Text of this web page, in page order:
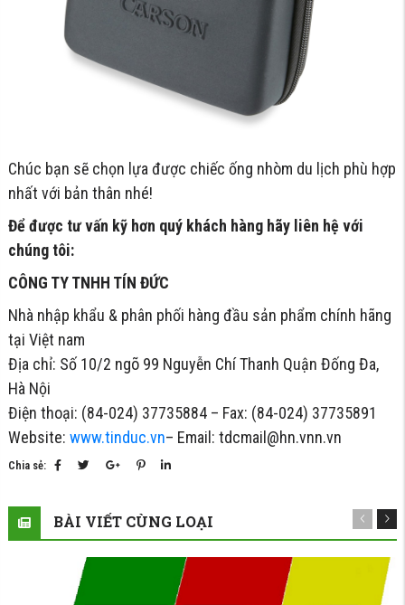
Chúc bạn sẽ chọn lựa được chiếc ống nhòm du lịch phù hợp
nhất với bản thân nhé!
Để được tư vấn kỹ hơn quý khách hàng hãy liên hệ với
chúng tôi:
CÔNG TY TNHH TÍN ĐỨC
Nhà nhập khẩu & phân phối hàng đầu sản phẩm chính hãng
tại Việt nam
Địa chỉ: Số 10/2 ngõ 99 Nguyễn Chí Thanh Quận Đống Đa,
Hà Nội
Điện thoại: (84-024) 37735884 – Fax: (84-024) 37735891
Website: www.tinduc.vn– Email: tdcmail@hn.vnn.vn
Chia sẻ:
BÀI VIẾT CÙNG LOẠI